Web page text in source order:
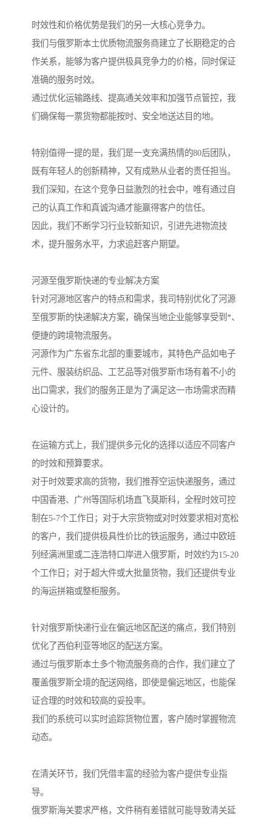
时效性和价格优势是我们的另一大核心竞争力。
我们与俄罗斯本土优质物流服务商建立了长期稳定的合
作关系，能够为客户提供极具竞争力的价格，同时保证
准确的服务时效。
通过优化运输路线、提高通关效率和加强节点管控，我
们确保每一票货物都能按时、安全地送达目的地。
特别值得一提的是，我们是一支充满热情的80后团队，
既有年轻人的创新精神，又有成熟从业者的责任担当。
我们深知，在这个竞争日益激烈的社会中，唯有通过自
己的认真工作和真诚沟通才能赢得客户的信任。
因此，我们不断学习行业较新知识，引进先进物流技
术，提升服务水平，力求追赶客户期望。
河源至俄罗斯快递的专业解决方案
针对河源地区客户的特点和需求，我司特别优化了河源
至俄罗斯的快递解决方案，确保当地企业能够享受到*、
便捷的跨境物流服务。
河源作为广东省东北部的重要城市，其特色产品如电子
元件、服装纺织品、工艺品等对俄罗斯市场有着不小的
出口需求，我们的服务正是为了满足这一市场需求而精
心设计的。
在运输方式上，我们提供多元化的选择以适应不同客户
的时效和预算要求。
对于时效要求高的货物，我们推荐空运快递服务，通过
中国香港、广州等国际机场直飞莫斯科，全程时效可控
制在5-7个工作日；对于大宗货物或对时效要求相对宽松
的客户，我们提供极具性价比的铁运服务，通过中欧班
列经满洲里或二连浩特口岸进入俄罗斯，时效约为15-20
个工作日；对于超大件或大批量货物，我们还提供专业
的海运拼箱或整柜服务。
针对俄罗斯快递行业在偏远地区配送的痛点，我们特别
优化了西伯利亚等地区的配送方案。
通过与俄罗斯本土多个物流服务商的合作，我们建立了
覆盖俄罗斯全境的配送网络，即使是偏远地区，也能保
证合理的时效和较高的妥投率。
我们的系统可以实时追踪货物位置，客户随时掌握物流
动态。
在清关环节，我们凭借丰富的经验为客户提供专业指
导。
俄罗斯海关要求严格，文件稍有差错就可能导致清关延